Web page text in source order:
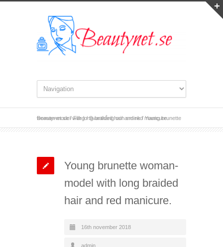
Beautynet.se/Färg/Svarthårig och smink/
Young brunette woman-model with long braided hair and red manicure.
Young brunette woman-
model with long braided
hair and red manicure.
16th november 2018
admin